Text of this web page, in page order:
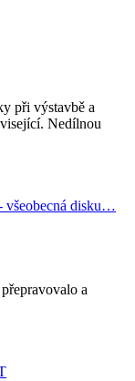
při výstavbě a
Nedílnou
všeobecná disku…
a